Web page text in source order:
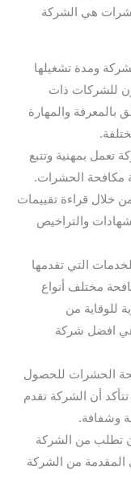
هي الشركة
ومدة تشغيلها
للشركات ذات
بالمعرفة والمهارة
تعمل بمهنية وتتبع
مكافحة الحشرات.
خلال قراءة تقييمات
والتراخيص
التي تقدمها
مختلف أنواع
للوقاية من
افضل شركة
الحشرات للحصول
أن الشركة تقدم
وشفافة.
تطلب من الشركة
من الشركة